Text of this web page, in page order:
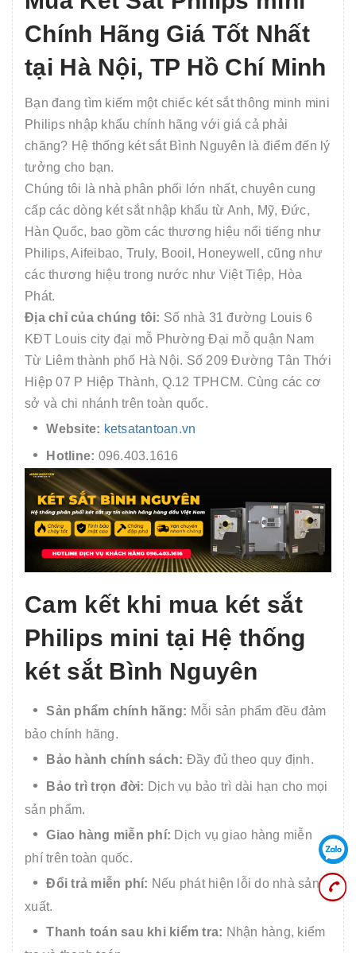
Chính Hãng Giá Tốt Nhất
tại Hà Nội, TP Hồ Chí Minh
Bạn đang tìm kiếm một chiếc két sắt thông minh mini
Philips nhập khẩu chính hãng với giá cả phải
chăng? Hệ thống két sắt Bình Nguyên là điểm đến lý
tưởng cho bạn.
Chúng tôi là nhà phân phối lớn nhất, chuyên cung
cấp các dòng két sắt nhập khẩu từ Anh, Mỹ, Đức,
Hàn Quốc, bao gồm các thương hiệu nổi tiếng như
Philips, Aifeibao, Truly, Booil, Honeywell, cũng như
các thương hiệu trong nước như Việt Tiệp, Hòa
Phát.
Địa chỉ của chúng tôi: Số nhà 31 đường Louis 6
KĐT Louis city đại mỗ Phường Đại mỗ quận Nam
Từ Liêm thành phố Hà Nội. Số 209 Đường Tân Thới
Hiệp 07 P Hiệp Thành, Q.12 TPHCM. Cùng các cơ
sở và chi nhánh trên toàn quốc.
Website: ketsatantoan.vn
Hotline: 096.403.1616
Cam kết khi mua két sắt
Philips mini tại Hệ thống
két sắt Bình Nguyên
Sản phẩm chính hãng: Mỗi sản phẩm đều đảm
bảo chính hãng.
Bảo hành chính sách: Đầy đủ theo quy định.
Bảo trì trọn đời: Dịch vụ bảo trì dài hạn cho mọi
sản phẩm.
Giao hàng miễn phí: Dịch vụ giao hàng miễn
phí trên toàn quốc.
Đổi trả miễn phí: Nếu phát hiện lỗi do nhà sản
xuất.
Thanh toán sau khi kiểm tra: Nhận hàng, kiểm